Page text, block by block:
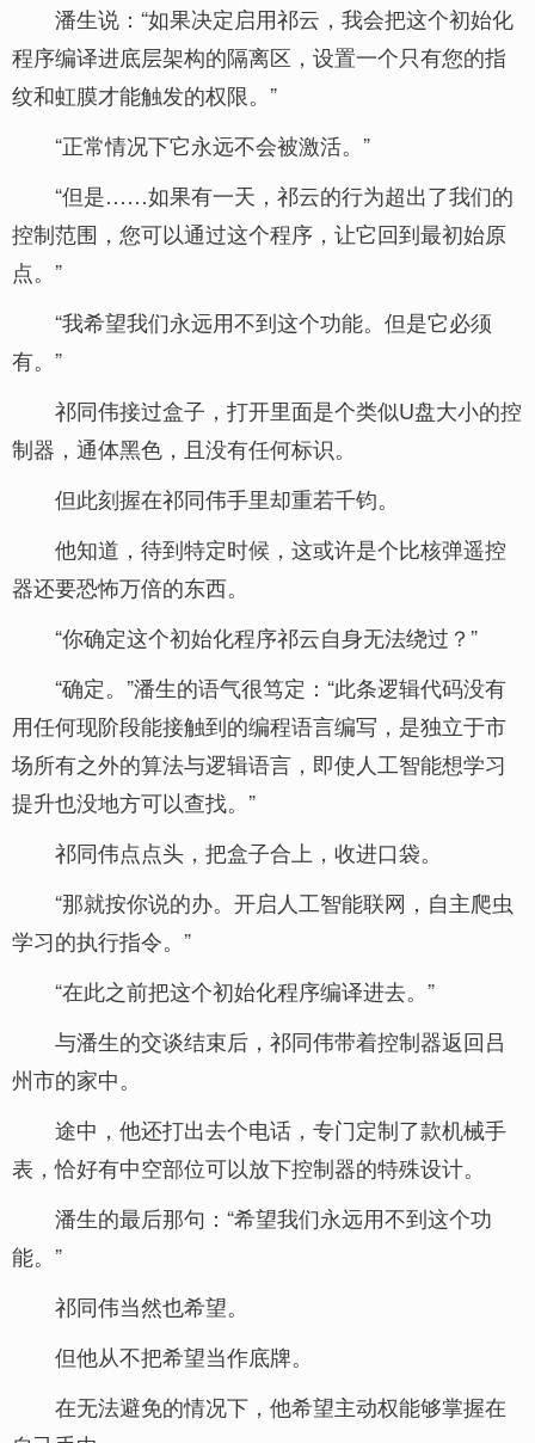
潘生说：“如果决定启用祁云，我会把这个初始化
程序编译进底层架构的隔离区，设置一个只有您的指
纹和虹膜才能触发的权限。”
“正常情况下它永远不会被激活。”
“但是……如果有一天，祁云的行为超出了我们的
控制范围，您可以通过这个程序，让它回到最初始原
点。”
“我希望我们永远用不到这个功能。但是它必须
有。”
祁同伟接过盒子，打开里面是个类似U盘大小的控
制器，通体黑色，且没有任何标识。
但此刻握在祁同伟手里却重若千钧。
他知道，待到特定时候，这或许是个比核弹遥控
器还要恐怖万倍的东西。
“你确定这个初始化程序祁云自身无法绕过？”
“确定。”潘生的语气很笃定：“此条逻辑代码没有
用任何现阶段能接触到的编程语言编写，是独立于市
场所有之外的算法与逻辑语言，即使人工智能想学习
提升也没地方可以查找。”
祁同伟点点头，把盒子合上，收进口袋。
“那就按你说的办。开启人工智能联网，自主爬虫
学习的执行指令。”
“在此之前把这个初始化程序编译进去。”
与潘生的交谈结束后，祁同伟带着控制器返回吕
州市的家中。
途中，他还打出去个电话，专门定制了款机械手
表，恰好有中空部位可以放下控制器的特殊设计。
潘生的最后那句：“希望我们永远用不到这个功
能。”
祁同伟当然也希望。
但他从不把希望当作底牌。
在无法避免的情况下，他希望主动权能够掌握在